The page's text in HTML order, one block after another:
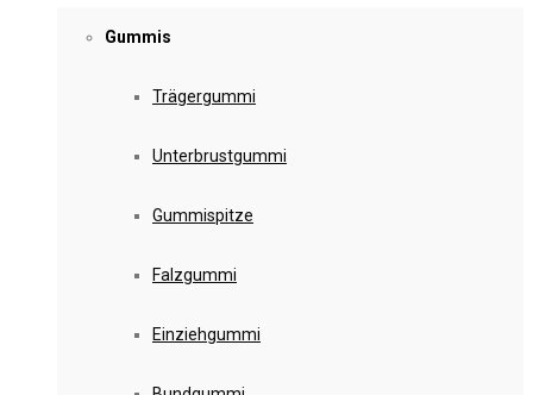
Gummis
Trägergummi
Unterbrustgummi
Gummispitze
Falzgummi
Einziehgummi